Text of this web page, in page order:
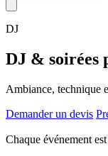
DJ
DJ & soirées
Ambiance, technique
Demander un devis
Chaque événement